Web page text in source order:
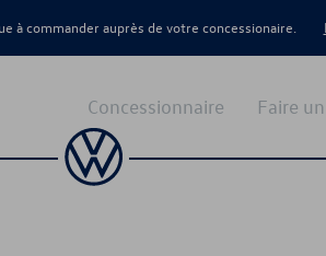
à commander auprès de votre concessionaire.
Faire
Concessionnaire